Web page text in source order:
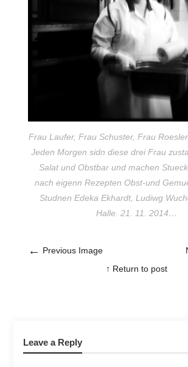
Frau Laufer, Frau Schuster, Frau
Jeden Morgen sidn diese drei Frau
Salat und Obstbar und machen
nach eigenn Rezepten Obst-und
Studnen Edeka Ekhardt, Ludiwg
Halle. 21. 11. 2014…
← Previous Image
↑ Return to post
Leave a Reply